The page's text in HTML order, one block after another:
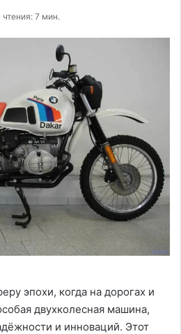
7 мин.
эпохи, когда на дорогах и
двухколесная машина,
и инноваций. Этот